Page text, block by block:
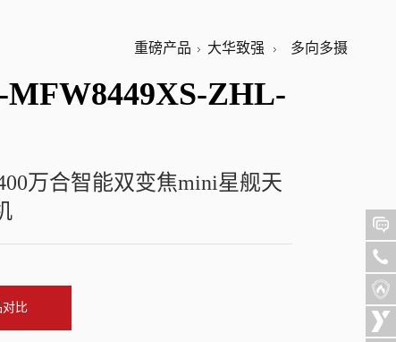
重磅产品 大华致强 多向多摄
ZHL-
万合智能双变焦mini星舰天
对比